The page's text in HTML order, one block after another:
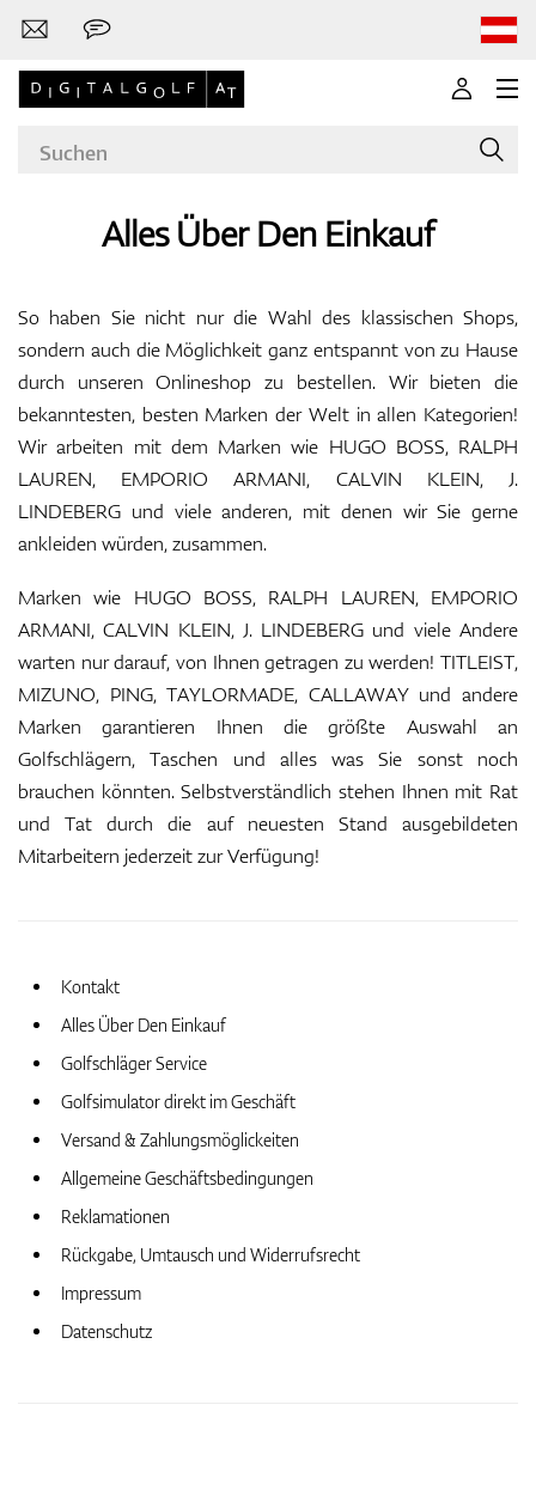
Golfschläger
Bekleidung
Handschuhe
Schuhe
Bälle
Zubehör
Alles Über Den Einkauf
So haben Sie nicht nur die Wahl des klassischen Shops,
sondern auch die Möglichkeit ganz entspannt von zu Hause
durch unseren Onlineshop zu bestellen. Wir bieten die
bekanntesten, besten Marken der Welt in allen Kategorien!
Wir arbeiten mit dem Marken wie HUGO BOSS, RALPH
LAUREN, EMPORIO ARMANI, CALVIN KLEIN, J.
LINDEBERG und viele anderen, mit denen wir Sie gerne
ankleiden würden, zusammen.
Marken wie HUGO BOSS, RALPH LAUREN, EMPORIO
ARMANI, CALVIN KLEIN, J. LINDEBERG und viele Andere
warten nur darauf, von Ihnen getragen zu werden! TITLEIST,
MIZUNO, PING, TAYLORMADE, CALLAWAY und andere
Marken garantieren Ihnen die größte Auswahl an
Golfschlägern, Taschen und alles was Sie sonst noch
brauchen könnten. Selbstverständlich stehen Ihnen mit Rat
und Tat durch die auf neuesten Stand ausgebildeten
Mitarbeitern jederzeit zur Verfügung!
Kontakt
Alles Über Den Einkauf
Golfschläger Service
Golfsimulator direkt im Geschäft
Versand & Zahlungsmöglickeiten
Allgemeine Geschäftsbedingungen
Reklamationen
Rückgabe, Umtausch und Widerrufsrecht
Impressum
Datenschutz